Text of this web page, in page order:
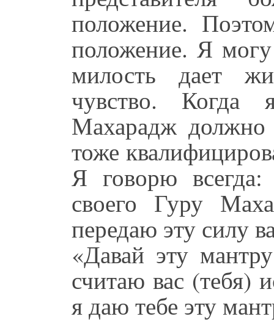
положение.
положение. Я
милость дает
чувство. Когда
Махарадж должно
тоже
Я говорю
своего Гуру
передаю эту силу
«Давай эту
считаю вас (тебя)
я даю тебе эту